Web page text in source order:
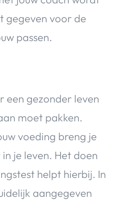
gegeven voor de
passen.
een gezonder leven
moet pakken.
voeding breng je
je leven. Het doen
helpt hierbij. In
aangegeven